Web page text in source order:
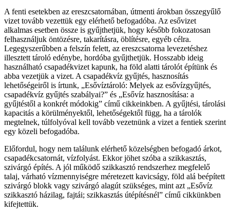
A fenti esetekben az ereszcsatornában, útmenti árokban összegyűlő
vizet tovább vezettük egy elérhető befogadóba. Az esővizet
alkalmas esetben össze is gyűjthetjük, hogy később fokozatosan
felhasználjuk öntözésre, takarításra, öblítésre, egyéb célra.
Legegyszerűbben a felszín felett, az ereszcsatorna levezetéshez
illesztett tároló edénybe, hordóba gyűjthetjük. Hosszabb ideig
használható csapadékvizet kapunk, ha föld alatti tárolót építünk és
abba vezetjük a vizet. A csapadékvíz gyűjtés, hasznosítás
lehetőségeiről is írtunk, „Esővíztároló: Melyek az esővízgyűjtés,
csapadékvíz gyűjtés szabályai?” és „Esővíz hasznosítása: a
gyűjtéstől a konkrét módokig” című cikkeinkben. A gyűjtési, tárolási
kapacitás a körülményektől, lehetőségektől függ, ha a tárolók
megtelnek, túlfolyóval kell tovább vezetnünk a vizet a fentiek szerint
egy közeli befogadóba.
Előfordul, hogy nem találunk elérhető közelségben befogadó árkot,
csapadékcsatornát, vízfolyást. Ekkor jöhet szóba a szikkasztás,
szivárgó építés. A jól működő szikkasztó rendszerhez megfelelő
talaj, várható vízmennyiségre méretezett kavicságy, föld alá beépített
szivárgó blokk vagy szivárgó alagút szükséges, mint azt „Esővíz
szikkasztó házilag, fajtái; szikkasztás útépítésnél” című cikkünkben
kifejtettük.